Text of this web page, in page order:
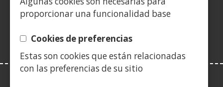
proporcionar una funcionalidad base
Cookies de preferencias
Estas son cookies que están relacionadas
con las preferencias de su sitio